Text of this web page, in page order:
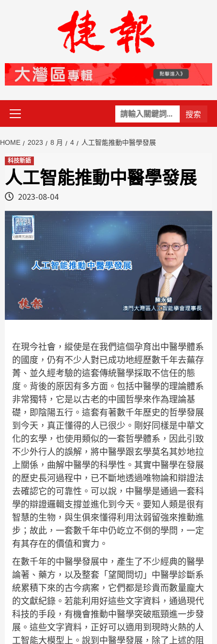
關
鍵
Primary
Menu
HOME 2023 8 月 4 人工智能推動中醫學發展
科技新語
人工智能推動中醫學發展
2023-08-04
在現今社會，縱使是在我們這個孕育出中醫學體系
的國度，仍有不少人對已成功地經歷數千年去蕪存
菁、並久經考驗的這套傳統醫學採取不信任的態
度。背後的原因有多方面。包括中醫學的理論體系
非常獨特，它是以古老的中國哲學來作為理論基
礎，即陰陽五行。這套有著數千年歷史的哲學發展
到今天，真正懂得的人已很少。剛好同樣是中華文
化的玄學，也使用類似的一套哲學體系，因此引致
不少外行人的誤解，將中醫學跟玄學莫名其妙地拉
上關係，曲解中醫學的科學性。其實中醫學在發展
的歷史長河過程中，已不斷地透過唯物論和辯證法
去確認它的可靠性。可以說，中醫學是通過一套科
學的辯證邏輯支撐並進化到今天。要知人類是很有
智慧的生物，與生俱來懂得利用汰弱留強來推動進
步；故此，一套數千年中仍屹立不倒的學問，一定
有其存在的價值和實力。
在數千年的中醫學發展中，產生了不少經典的醫學
論著、藥方，以及整套「望聞問切」中醫學診斷系
統累積下來的古今病案，它們都是珍貴而數量龐大
的文獻紀錄。若能利用好這些文字資料，通過現代
科技的手段，有機會推動中醫學突破瓶頸進一步發
展。這些文字資料，正好可以適用到現時火熱的人
工智能大模型上。說到中醫學發展，除了上述的阻